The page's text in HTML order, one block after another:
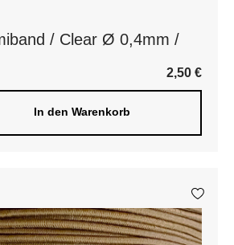
/ Clear Ø 0,4mm /
2,50 €
In den Warenkorb